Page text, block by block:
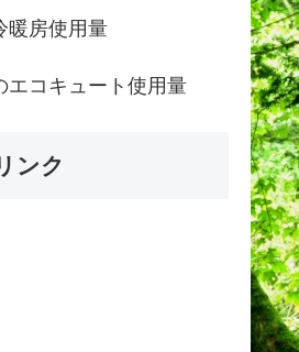
暖房使用量
エコキュート使用量
ンク